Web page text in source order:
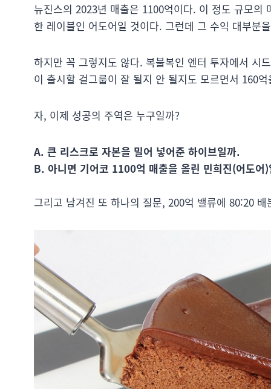
뉴진스의 2023년 매출은 1100억이다. 이 정도 규모
한 레이블인 어도어일 것이다. 그런데 그 수익 대부분
하지만 꼭 그렇지도 않다. 복불복인 엔터 투자에서 시
이 출시할 걸그룹이 잘 될지 안 될지도 모르면서 160
자, 이제 성공의 주역은 누구일까?
A. 큰 리스크로 자본을 밀어 넣어준 하이브일까.
B. 아니면 기어코 1100억 매출을 올린 민희진(어도어
그리고 남겨진 또 하나의 질문, 200억 밸류에 80:20 배